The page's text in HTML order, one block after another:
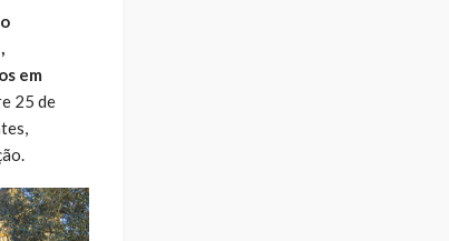
em
25 de